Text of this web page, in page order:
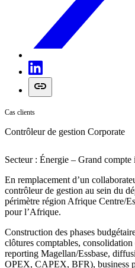
Cas clients
Contrôleur de gestion Corporate
Secteur : Énergie – Grand compte
En remplacement d’un
contrôleur de gestion au sein du
périmètre région Afrique Centre/
pour l’Afrique.
Construction des phases
clôtures comptables,
reporting Magellan/Essbase,
OPEX, CAPEX, BFR), business